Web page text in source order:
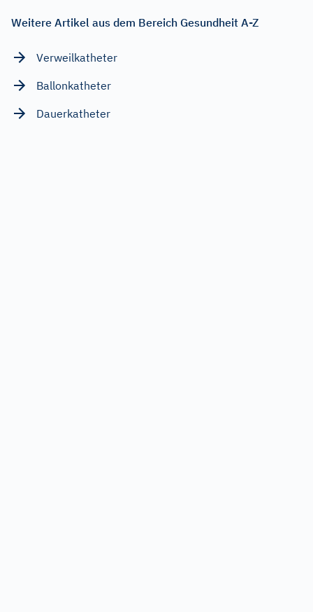
Weitere Artikel aus dem Bereich Gesundheit A-Z
Verweilkatheter
Ballonkatheter
Dauerkatheter